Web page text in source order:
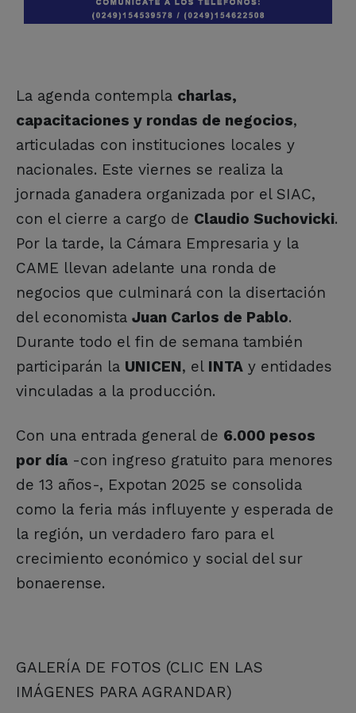
La agenda contempla charlas,
capacitaciones y rondas de negocios,
articuladas con instituciones locales y
nacionales. Este viernes se realiza la
jornada ganadera organizada por el SIAC,
con el cierre a cargo de Claudio Suchovicki.
Por la tarde, la Cámara Empresaria y la
CAME llevan adelante una ronda de
negocios que culminará con la disertación
del economista Juan Carlos de Pablo.
Durante todo el fin de semana también
participarán la UNICEN, el INTA y entidades
vinculadas a la producción.
Con una entrada general de 6.000 pesos
por día -con ingreso gratuito para menores
de 13 años-, Expotan 2025 se consolida
como la feria más influyente y esperada de
la región, un verdadero faro para el
crecimiento económico y social del sur
bonaerense.
GALERÍA DE FOTOS (CLIC EN LAS
IMÁGENES PARA AGRANDAR)